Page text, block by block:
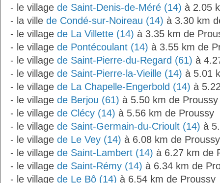
- le village de Saint-Denis-de-Méré (14) à 2.05
- la ville de Condé-sur-Noireau (14) à 3.30 km
- le village de La Villette (14) à 3.35 km de
- le village de Pontécoulant (14) à 3.55 km de
- le village de Saint-Pierre-du-Regard (61) à
- le village de Saint-Pierre-la-Vieille (14) à 5.01
- le village de La Chapelle-Engerbold (14) à
- le village de Berjou (61) à 5.50 km de Proussy
- le village de Clécy (14) à 5.56 km de Proussy
- le village de Saint-Germain-du-Crioult (14) à
- le village de Le Vey (14) à 6.08 km de Proussy
- le village de Saint-Lambert (14) à 6.27 km de
- le village de Saint-Rémy (14) à 6.34 km de
- le village de Le Bô (14) à 6.54 km de Proussy